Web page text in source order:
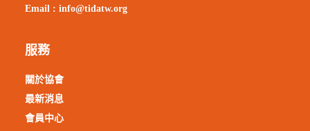
Email :info@tidatw.org
服務
關於協會
最新消息
會員中心